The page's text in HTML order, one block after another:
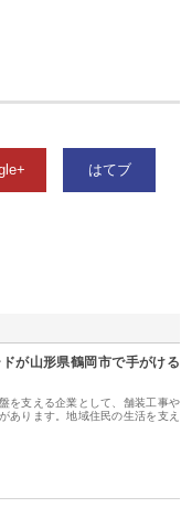
はてブ
が山形県鶴岡市で手がける
を支える企業として、舗装工事や
あります。地域住民の生活を支え